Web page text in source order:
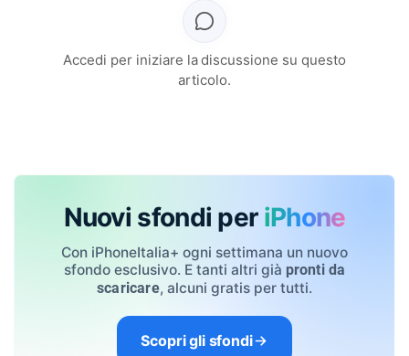
Accedi per iniziare la discussione su questo
articolo.
Nuovi sfondi per iPhone
Con iPhoneItalia+ ogni settimana un nuovo
sfondo esclusivo. E tanti altri già pronti da
scaricare, alcuni gratis per tutti.
Scopri gli sfondi